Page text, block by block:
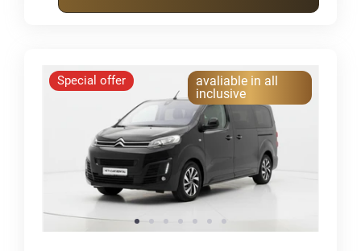
Special offer
avaliable in all
inclusive